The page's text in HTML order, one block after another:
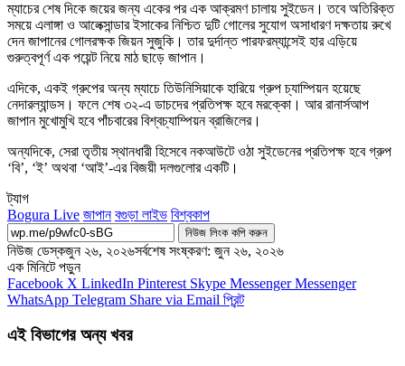
ম্যাচের শেষ দিকে জয়ের জন্য একের পর এক আক্রমণ চালায় সুইডেন। তবে অতিরিক্ত
সময়ে এলাঙ্গা ও আলেক্সান্ডার ইসাকের নিশ্চিত দুটি গোলের সুযোগ অসাধারণ দক্ষতায় রুখে
দেন জাপানের গোলরক্ষক জিয়ন সুজুকি। তার দুর্দান্ত পারফরম্যান্সেই হার এড়িয়ে
গুরুত্বপূর্ণ এক পয়েন্ট নিয়ে মাঠ ছাড়ে জাপান।
এদিকে, একই গ্রুপের অন্য ম্যাচে তিউনিসিয়াকে হারিয়ে গ্রুপ চ্যাম্পিয়ন হয়েছে
নেদারল্যান্ডস। ফলে শেষ ৩২-এ ডাচদের প্রতিপক্ষ হবে মরক্কো। আর রানার্সআপ
জাপান মুখোমুখি হবে পাঁচবারের বিশ্বচ্যাম্পিয়ন ব্রাজিলের।
অন্যদিকে, সেরা তৃতীয় স্থানধারী হিসেবে নকআউটে ওঠা সুইডেনের প্রতিপক্ষ হবে গ্রুপ
‘বি’, ‘ই’ অথবা ‘আই’-এর বিজয়ী দলগুলোর একটি।
ট্যাগ
Bogura Live জাপান বগুড়া লাইভ বিশ্বকাপ
নিউজ লিংক কপি করুন
নিউজ ডেস্কজুন ২৬, ২০২৬সর্বশেষ সংষ্করণ: জুন ২৬, ২০২৬
এক মিনিটে পড়ুন
Facebook X LinkedIn Pinterest Skype Messenger Messenger
WhatsApp Telegram Share via Email প্রিন্ট
এই বিভাগের অন্য খবর